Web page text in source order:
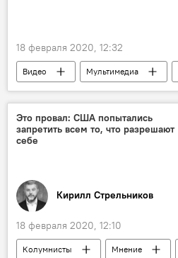
18 февраля 2020, 12:32
Видео Мультимедиа
Политика
Это провал: США попытались
запретить всем то, что разрешают
себе
Кирилл Стрельников
18 февраля 2020, 12:10
Колумнисты Мнение